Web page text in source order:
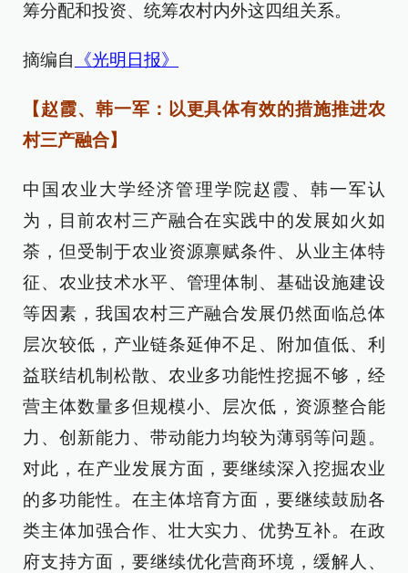
筹分配和投资、统筹农村内外这四组关系。
摘编自 《光明日报》
【赵霞、韩一军：以更具体有效的措施推进农
村三产融合】
中国农业大学经济管理学院赵霞、韩一军认
为，目前农村三产融合在实践中的发展如火如
荼，但受制于农业资源禀赋条件、从业主体特
征、农业技术水平、管理体制、基础设施建设
等因素，我国农村三产融合发展仍然面临总体
层次较低，产业链条延伸不足、附加值低、利
益联结机制松散、农业多功能性挖掘不够，经
营主体数量多但规模小、层次低，资源整合能
力、创新能力、带动能力均较为薄弱等问题。
对此，在产业发展方面，要继续深入挖掘农业
的多功能性。在主体培育方面，要继续鼓励各
类主体加强合作、壮大实力、优势互补。在政
府支持方面，要继续优化营商环境，缓解人、